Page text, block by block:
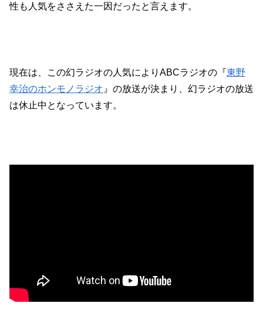
性も人気をささえた一因だったと言えます。
現在は、この幻ラジオの人気によりABCラジオの『東野
幸治のホンモノラジオ』の放送が決まり、幻ラジオの放送
は休止中となっています。